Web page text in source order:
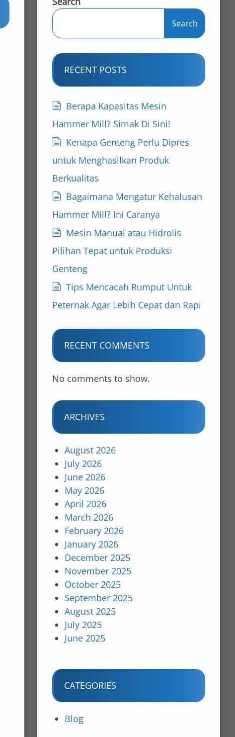
Search
RECENT POSTS
Berapa Kapasitas Mesin
Hammer Mill? Simak Di Sini!
Kenapa Genteng Perlu Dipres
untuk Menghasilkan Produk
Berkualitas
Bagaimana Mengatur Kehalusan
Hammer Mill? Ini Caranya
Mesin Manual atau Hidrolis
Pilihan Tepat untuk Produksi
Genteng
Tips Mencacah Rumput Untuk
Peternak Agar Lebih Cepat dan Rapi
RECENT COMMENTS
No comments to show.
ARCHIVES
August 2026
July 2026
June 2026
May 2026
April 2026
March 2026
February 2026
January 2026
December 2025
November 2025
October 2025
September 2025
August 2025
July 2025
June 2025
CATEGORIES
Blog